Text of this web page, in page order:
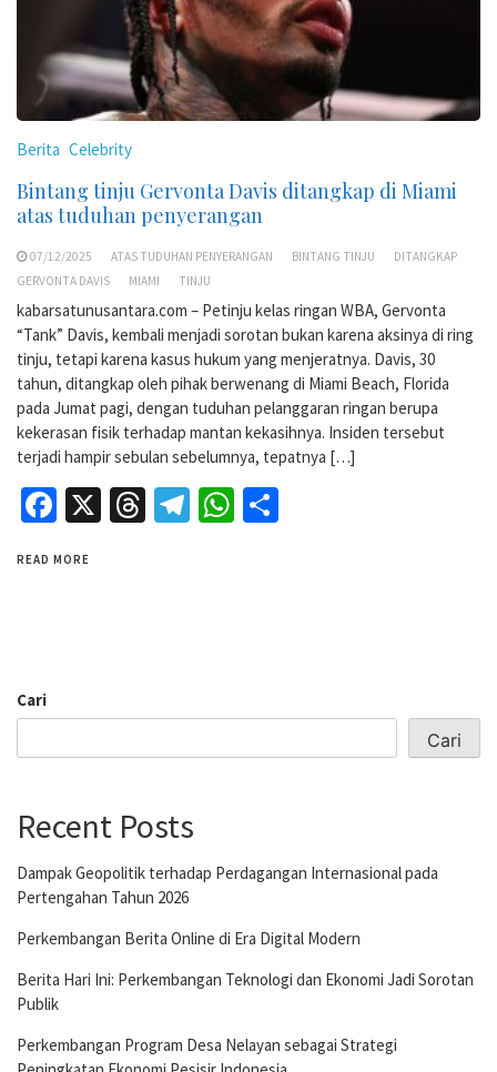
Berita Celebrity
Bintang tinju Gervonta Davis ditangkap di Miami
atas tuduhan penyerangan
07/12/2025 ATAS TUDUHAN PENYERANGAN BINTANG TINJU
DITANGKAP
GERVONTA DAVIS
MIAMI TINJU
kabarsatunusantara.com – Petinju kelas ringan WBA, Gervonta
“Tank” Davis, kembali menjadi sorotan bukan karena aksinya di ring
tinju, tetapi karena kasus hukum yang menjeratnya. Davis, 30
tahun, ditangkap oleh pihak berwenang di Miami Beach, Florida
pada Jumat pagi, dengan tuduhan pelanggaran ringan berupa
kekerasan fisik terhadap mantan kekasihnya. Insiden tersebut
terjadi hampir sebulan sebelumnya, tepatnya […]
Facebook
X Threads
Telegram
WhatsApp
READ MORE
Cari
Cari
Recent Posts
Dampak Geopolitik terhadap Perdagangan Internasional pada
Pertengahan Tahun 2026
Perkembangan Berita Online di Era Digital Modern
Berita Hari Ini: Perkembangan Teknologi dan Ekonomi Jadi Sorotan
Publik
Perkembangan Program Desa Nelayan sebagai Strategi